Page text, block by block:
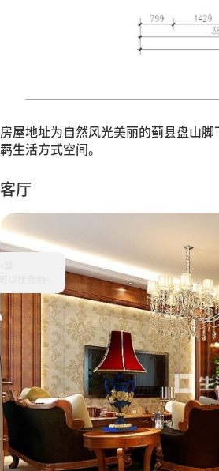
房屋地址为自然风光美丽的蓟县盘山
羁生活方式空间。
客厅